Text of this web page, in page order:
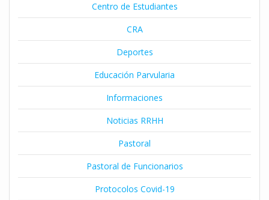
Centro de Estudiantes
CRA
Deportes
Educación Parvularia
Informaciones
Noticias RRHH
Pastoral
Pastoral de Funcionarios
Protocolos Covid-19